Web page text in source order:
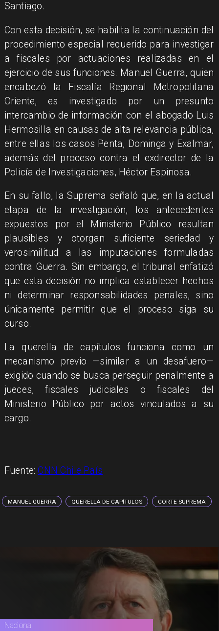
Santiago.
Con esta decisión, se habilita la continuación del
procedimiento especial requerido para investigar
a fiscales por actuaciones realizadas en el
ejercicio de sus funciones. Manuel Guerra, quien
encabezó la Fiscalía Regional Metropolitana
Oriente, es investigado por un presunto
intercambio de información con el abogado Luis
Hermosilla en causas de alta relevancia pública,
entre ellas los casos Penta, Dominga y Exalmar,
además del proceso contra el exdirector de la
Policía de Investigaciones, Héctor Espinosa.
En su fallo, la Suprema señaló que, en la actual
etapa de la investigación, los antecedentes
expuestos por el Ministerio Público resultan
plausibles y otorgan suficiente seriedad y
verosimilitud a las imputaciones formuladas
contra Guerra. Sin embargo, el tribunal enfatizó
que esta decisión no implica establecer hechos
ni determinar responsabilidades penales, sino
únicamente permitir que el proceso siga su
curso.
La querella de capítulos funciona como un
mecanismo previo —similar a un desafuero—
exigido cuando se busca perseguir penalmente a
jueces, fiscales judiciales o fiscales del
Ministerio Público por actos vinculados a su
cargo.
Fuente:CNN Chile País
MANUEL GUERRA QUERELLA DE CAPÍTULOS CORTE SUPREMA
Nacional